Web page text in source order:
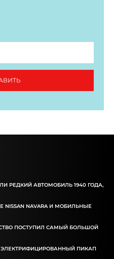
РЕДКИЙ АВТОМОБИЛЬ 1940 ГОДА,
NAVARA И МОБИЛЬНЫЕ
ПОСТУПИЛ САМЫЙ БОЛЬШОЙ
ПИКАП